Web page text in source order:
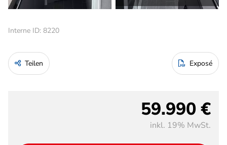
Interne ID: 8220
Teilen Exposé
59.990 €
inkl. 19% MwSt.